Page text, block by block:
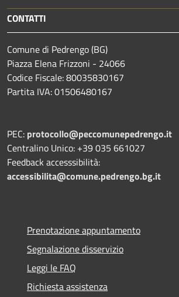
CONTATTI
Comune di Pedrengo (BG)
Piazza Elena Frizzoni - 24066
Codice Fiscale: 80035830167
Partita IVA: 01506480167
PEC: protocollo@peccomunepedrengo.it
Centralino Unico: +39 035 661027
Feedback accesssibilità:
accessibilita@comune.pedrengo.bg.it
Prenotazione appuntamento
Segnalazione disservizio
Leggi le FAQ
Richiesta assistenza